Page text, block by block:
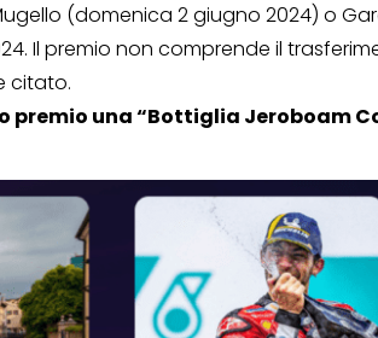
(domenica 2 giugno 2024) o
Il premio non comprende il
citato.
premio una “Bottiglia Jeroboam
Genertel e
Genertellife ti
regalano fino a 500€
13 Gennaio 2022